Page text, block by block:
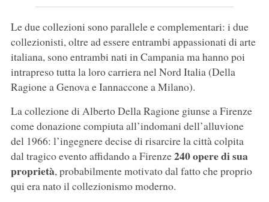
Le due collezioni sono parallele e complementari: i due
collezionisti, oltre ad essere entrambi appassionati di arte
italiana, sono entrambi nati in Campania ma hanno poi
intrapreso tutta la loro carriera nel Nord Italia (Della
Ragione a Genova e Iannaccone a Milano).
La collezione di Alberto Della Ragione giunse a Firenze
come donazione compiuta all’indomani dell’alluvione
del 1966: l’ingegnere decise di risarcire la città colpita
dal tragico evento affidando a Firenze240 opere di sua
proprietà, probabilmente motivato dal fatto che proprio
qui era nato il collezionismo moderno.